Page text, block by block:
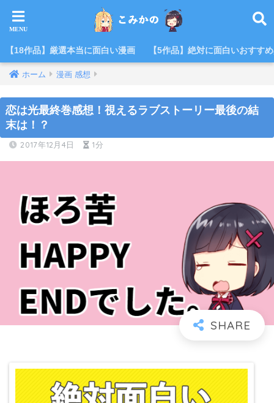
【18作品】厳選本当に面白い漫画 【5作品】絶対に面白いおすす
ホーム 漫画 感想
恋は光最終巻感想！視えるラブストーリー最後の結
末は！？
2017年12月4日 1分